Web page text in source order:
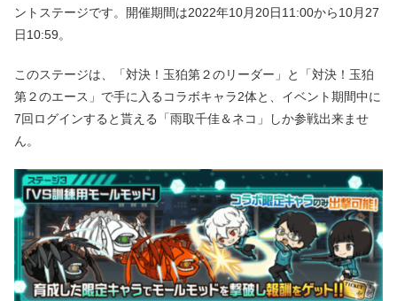
ントステージです。開催期間は2022年10月20日11:00から10月27
日10:59。
このステージは、「対決！玉狛第２のリーダー」と「対決！玉狛
第２のエース」で手に入るコラボキャラ2体と、イベント期間中に
7回ログインすると貰える「雨取千佳＆ネコ」しか参戦出来ませ
ん。